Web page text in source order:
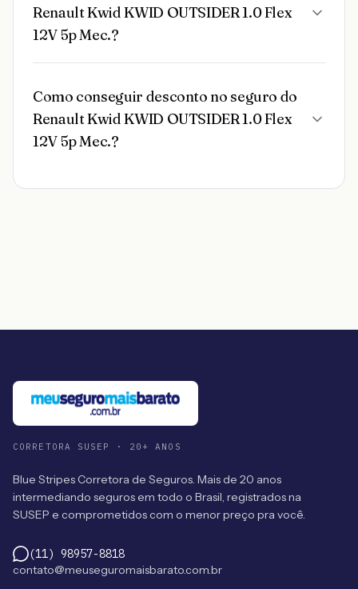
Renault Kwid KWID OUTSIDER 1.0 Flex
12V 5p Mec.?
Como conseguir desconto no seguro do
Renault Kwid KWID OUTSIDER 1.0 Flex
12V 5p Mec.?
CORRETORA SUSEP · 20+ ANOS
Blue Stripes Corretora de Seguros. Mais de 20 anos
intermediando seguros em todo o Brasil, registrados na
SUSEP e comprometidos com o menor preço pra você.
(11) 98957-8818
contato@meuseguromaisbarato.com.br